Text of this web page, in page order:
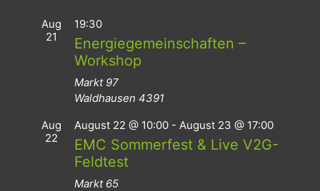
Aug
21
19:30
Energiegemeinschaften –
Workshop
Markt 97
Waldhausen 4391
Aug
22
August 22 @ 10:00 - August 23 @ 17:00
EMC Sommerfest & Live V2G-
Feldtest
Markt 65